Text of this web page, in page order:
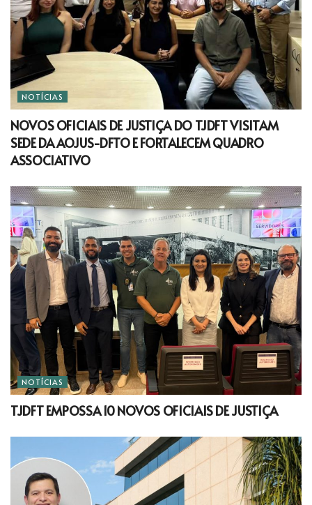
NOTÍCIAS
NOVOS OFICIAIS DE JUSTIÇA DO TJDFT VISITAM
SEDE DA AOJUS-DFTO E FORTALECEM QUADRO
ASSOCIATIVO
NOTÍCIAS
TJDFT EMPOSSA 10 NOVOS OFICIAIS DE JUSTIÇA